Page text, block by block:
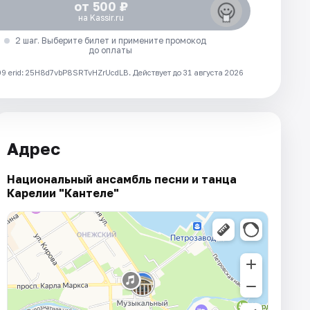
от 500 ₽
на Kassir.ru
2 шаг. Выберите билет и примените промокод
до оплаты
25H8d7vbP8SRTvHZrUcdLB. Действует до 31 августа 2026
Адрес
Национальный ансамбль песни и танца
Карелии "Кантеле"